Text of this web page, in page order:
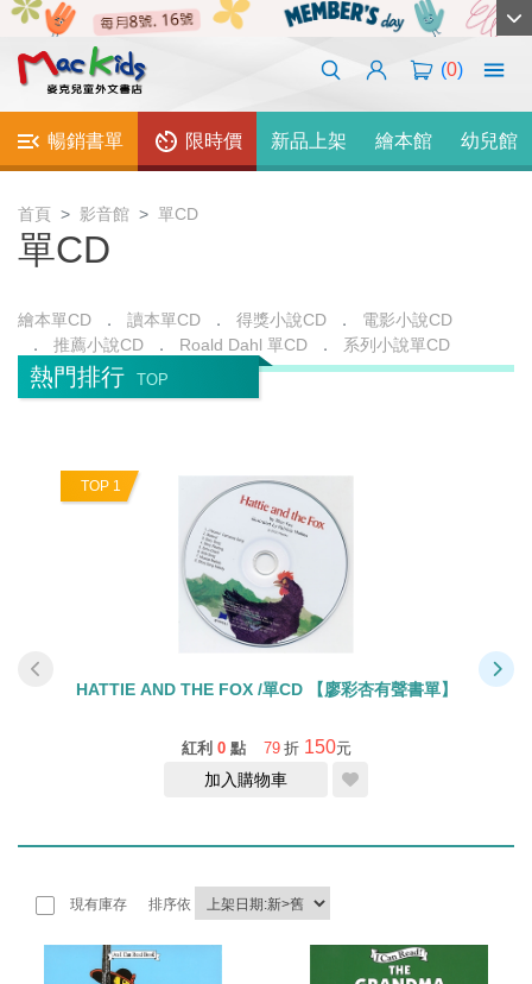
(0)
暢銷書單 限時價 新品上架 繪本館 幼兒館
首頁 影音館 單CD
單CD
繪本單CD 讀本單CD 得獎小說CD
電影小說CD
推薦小說CD
Roald Dahl 單CD 系列小說單CD
熱門排行 TOP
TOP 1
HATTIE AND THE FOX /單CD 【廖彩杏有聲書單】
紅利 0 點 79 折 150元
加入購物車
現有庫存 排序依